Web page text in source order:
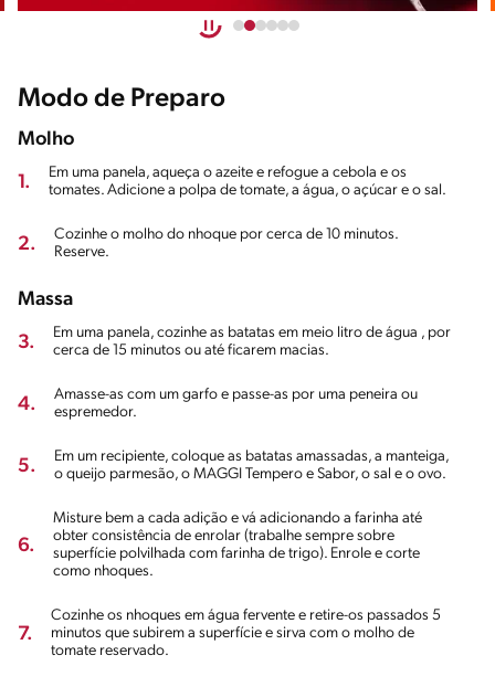
Modo de Preparo
Molho
1.
Em uma panela, aqueça o azeite e refogue a cebola e os
tomates. Adicione a polpa de tomate, a água, o açúcar e o sal.
2.
Cozinhe o molho do nhoque por cerca de 10 minutos.
Reserve.
Massa
3.
Em uma panela, cozinhe as batatas em meio litro de água , por
cerca de 15 minutos ou até ficarem macias.
4.
Amasse-as com um garfo e passe-as por uma peneira ou
espremedor.
5.
Em um recipiente, coloque as batatas amassadas, a manteiga,
o queijo parmesão, o MAGGI Tempero e Sabor, o sal e o ovo.
6.
Misture bem a cada adição e vá adicionando a farinha até
obter consistência de enrolar (trabalhe sempre sobre
superfície polvilhada com farinha de trigo). Enrole e corte
como nhoques.
7.
Cozinhe os nhoques em água fervente e retire-os passados 5
minutos que subirem a superfície e sirva com o molho de
tomate reservado.